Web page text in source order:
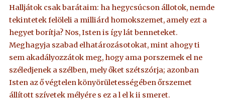
Halljátok csak barátaim: ha hegycsúcson állotok, nemde
tekintetek felöleli a milliárd homokszemet, amely ezt a
hegyet borítja? Nos, Isten is így lát benneteket.
Meghagyja szabad elhatározásotokat, mint ahogy ti
sem akadályozzátok meg, hogy ama porszemek el ne
széledjenek a szélben, mely őket szétszórja; azonban
Isten az ő végtelen könyörületességében őrszemet
állított szívetek mélyére s ez a l el k ii smeret.